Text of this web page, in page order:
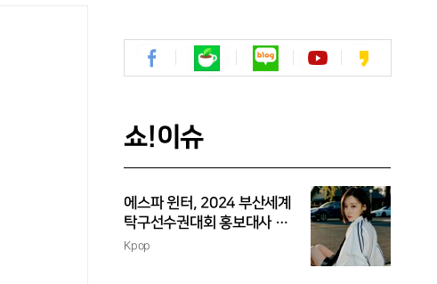
쇼!이슈
에스파 윈터, 2024 부산세계
탁구선수권대회 홍보대사 위
촉
Kpop